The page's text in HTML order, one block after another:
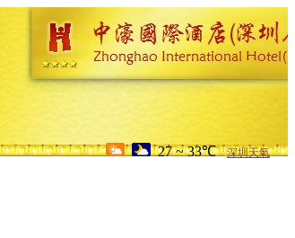
27 ~ 33℃ 深圳天氣